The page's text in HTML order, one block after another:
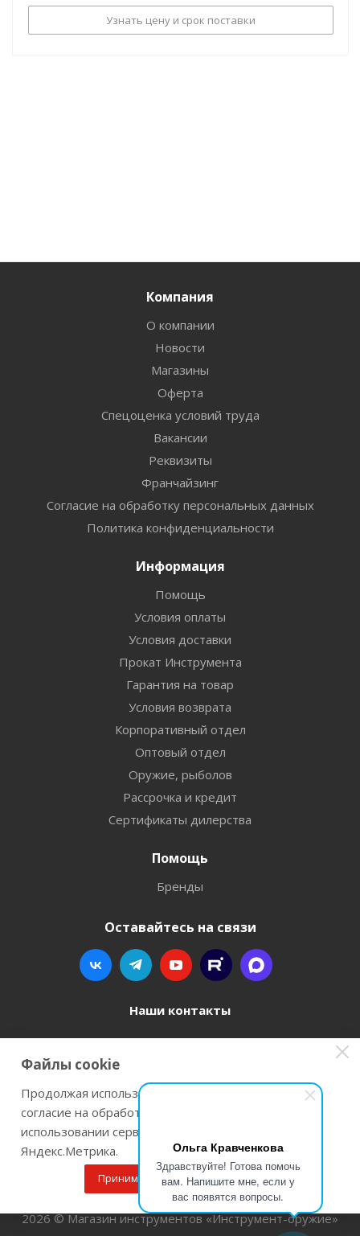
Ольга Кравченкова
Здравствуйте! Готова помочь
вам. Напишите мне, если у
вас появятся вопросы.
Узнать цену и срок поставки
Компания
О компании
Новости
Магазины
Оферта
Спецоценка условий труда
Вакансии
Реквизиты
Франчайзинг
Согласие на обработку персональных данных
Политика конфиденциальности
Информация
Помощь
Условия оплаты
Условия доставки
Прокат Инструмента
Гарантия на товар
Условия возврата
Корпоративный отдел
Оптовый отдел
Оружие, рыболов
Рассрочка и кредит
Сертификаты дилерства
Помощь
Бренды
Оставайтесь на связи
Наши контакты
8 800 77-00-962
г. Пермь, ул. Павла Преображенского, д.6А,
2026 © Магазин инструментов «Инструмент-оружие»
Файлы cookie
Продолжая использовать наш сайт Вы даете
согласие на обработку файлов cookie и
использовании сервисов веб-аналитики
Яндекс.Метрика.
Принимаю Подробнее